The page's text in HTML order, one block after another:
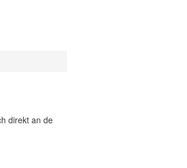
direkt an de